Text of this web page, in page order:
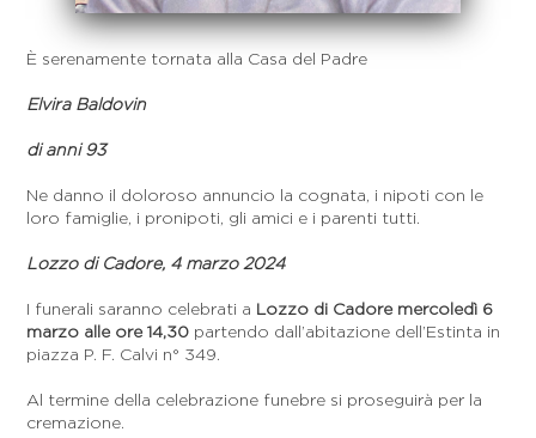
È serenamente tornata alla Casa del Padre
Elvira Baldovin
di anni 93
Ne danno il doloroso annuncio la cognata, i nipoti con le
loro famiglie, i pronipoti, gli amici e i parenti tutti.
Lozzo di Cadore, 4 marzo 2024
I funerali saranno celebrati a Lozzo di Cadore mercoledì 6
marzo alle ore 14,30 partendo dall’abitazione dell’Estinta in
piazza P. F. Calvi n° 349.
Al termine della celebrazione funebre si proseguirà per la
cremazione.